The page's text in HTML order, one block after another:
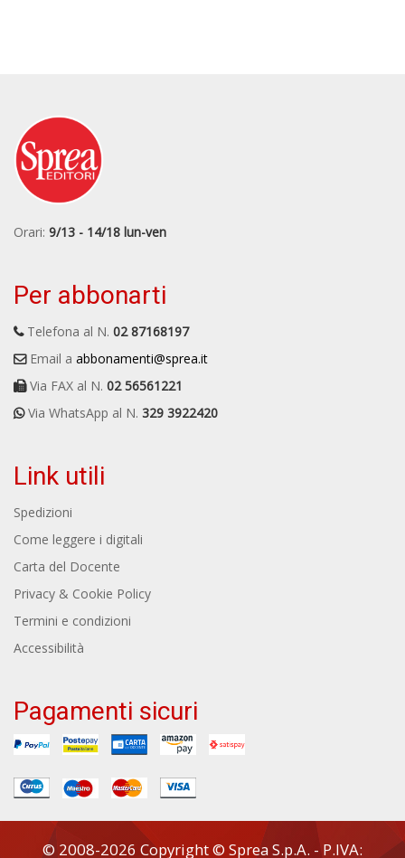
Orari: 9/13 - 14/18 lun-ven
Per abbonarti
Telefona al N. 02 87168197
Email a abbonamenti@sprea.it
Via FAX al N. 02 56561221
Via WhatsApp al N. 329 3922420
Link utili
Spedizioni
Come leggere i digitali
Carta del Docente
Privacy & Cookie Policy
Termini e condizioni
Accessibilità
Pagamenti sicuri
© 2008-2026 Copyright © Sprea S.p.A. - P.IVA: